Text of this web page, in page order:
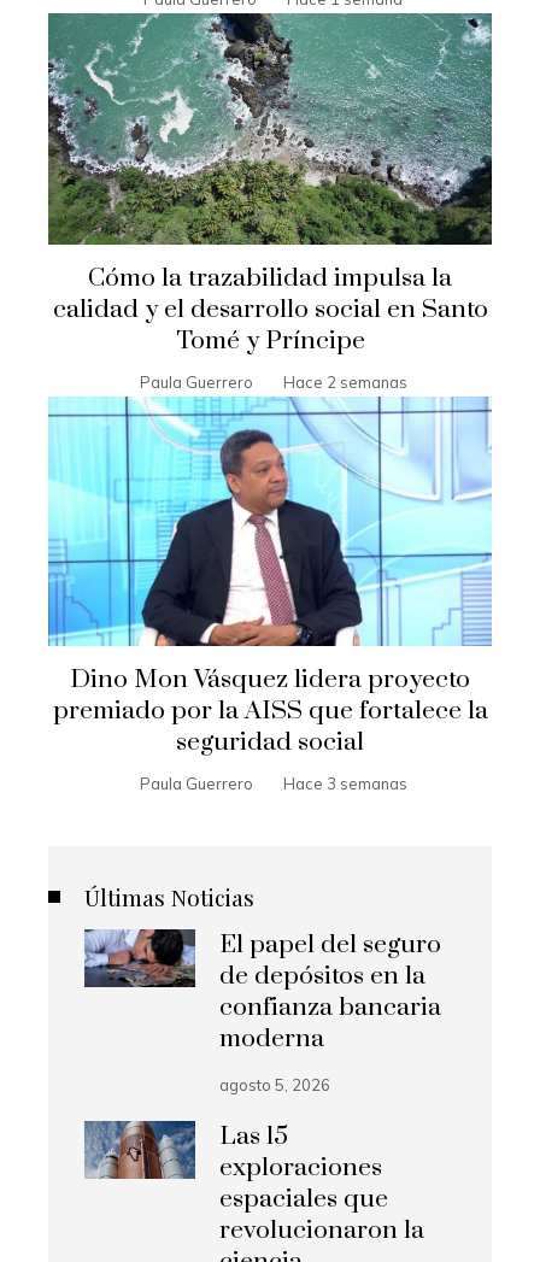
Cómo la trazabilidad impulsa la
calidad y el desarrollo social en Santo
Tomé y Príncipe
Paula Guerrero Hace 2 semanas
Dino Mon Vásquez lidera proyecto
premiado por la AISS que fortalece la
seguridad social
Paula Guerrero Hace 3 semanas
Últimas Noticias
El papel del seguro
de depósitos en la
confianza bancaria
moderna
agosto 5, 2026
Las 15
exploraciones
espaciales que
revolucionaron la